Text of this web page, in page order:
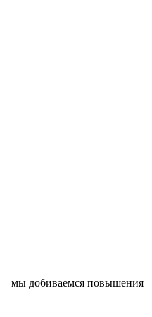
— мы добиваемся повышения